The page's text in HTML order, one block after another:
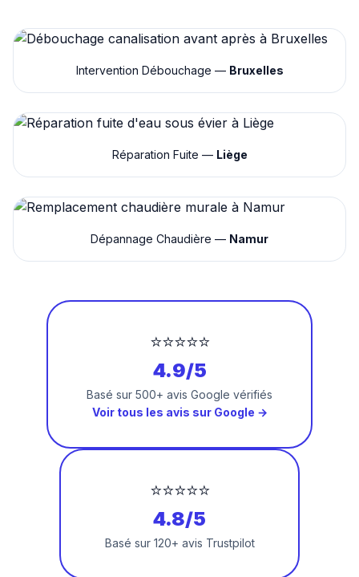
Intervention Débouchage — Bruxelles
Réparation Fuite — Liège
Dépannage Chaudière — Namur
⭐⭐⭐⭐⭐
4.9/5
Basé sur 500+ avis Google vérifiés
Voir tous les avis sur Google →
⭐⭐⭐⭐⭐
4.8/5
Basé sur 120+ avis Trustpilot